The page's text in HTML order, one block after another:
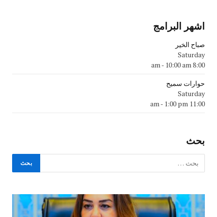
اشهر البرامج
صباح الخير
Saturday
8:00 am
- 10:00 am
حوارات سميح
Saturday
11:00 am
- 1:00 pm
بحث